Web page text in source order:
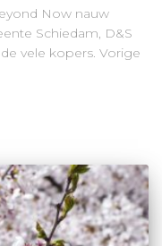
Now nauw
Schiedam, D&S
vele kopers. Vorige